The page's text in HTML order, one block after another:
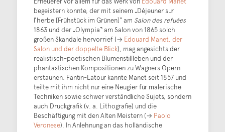
begeistern konnte, der mit seinem „Déjeuner sur
l’herbe [Frühstück im Grünen]“ am Salon des refuées
1863 und der „Olympia“ am Salon von 1865 solch
großen Skandale hervorrief (→ Edouard Manet, der
Salon und der doppelte Blick), mag angesichts der
realistisch-poetischen Blumenstillleben und der
phantastischen Kompositionen zu Wagners Opern
erstaunen. Fantin-Latour kannte Manet seit 1857 und
teilte mit ihm nicht nur eine Neugier für malerische
Techniken sowie schwer verständliche Sujets, sondern
auch Druckgrafik (v. a. Lithografie) und die
Beschäftigung mit den Alten Meistern (→ Paolo
Veronese). In Anlehnung an das holländische